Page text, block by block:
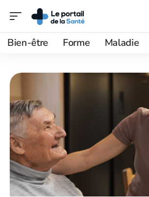
Bien-être Forme Maladie